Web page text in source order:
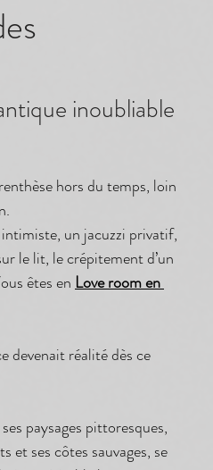
inoubliable
hors du temps, loin
un jacuzzi privatif,
le lit, le crépitement d’un
êtes en Love room en
devenait réalité dès ce
paysages pittoresques,
et ses côtes sauvages, se